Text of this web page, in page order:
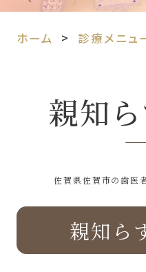
ホーム 診療メニュ
親知
佐賀県佐賀市の歯医
親知ら